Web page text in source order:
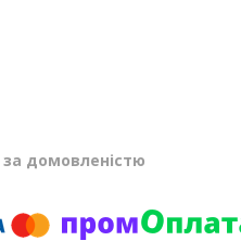
за домовленістю